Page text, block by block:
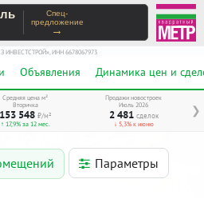
Спец-
предложение
→
ИНВЕСТСТРОЙ», ИНН 6678067973
Объявления Динамика цен и
❯
Средняя цена м²
Вторичка
153 548 ₽/м²
↑ 17,9% за 12 мес.
Продажи новостроек
Июль 2026
2 481 сделок
↓ 5,3% к июню
Параметры